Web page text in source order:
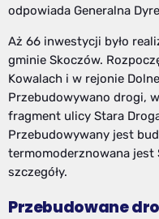
odpowiada Generalna
Aż 66 inwestycji było
gminie Skoczów.
Kowalach i w rejonie
Przebudowywano drogi,
fragment ulicy Stara
Przebudowywany jest
termomoderznowana jest
szczegóły.
Przebudowane